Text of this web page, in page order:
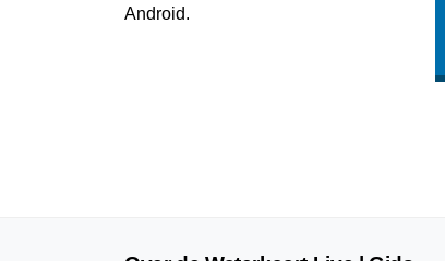
Android.